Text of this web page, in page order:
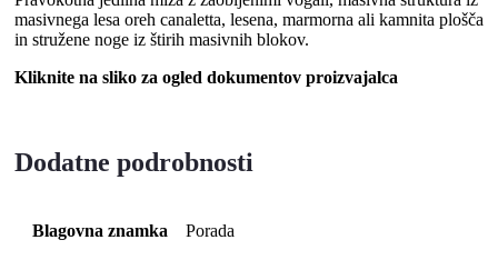
masivnega lesa oreh canaletta, lesena, marmorna ali kamnita plošča
in stružene noge iz štirih masivnih blokov.
Kliknite na sliko za ogled dokumentov proizvajalca
Dodatne podrobnosti
Blagovna znamka Porada